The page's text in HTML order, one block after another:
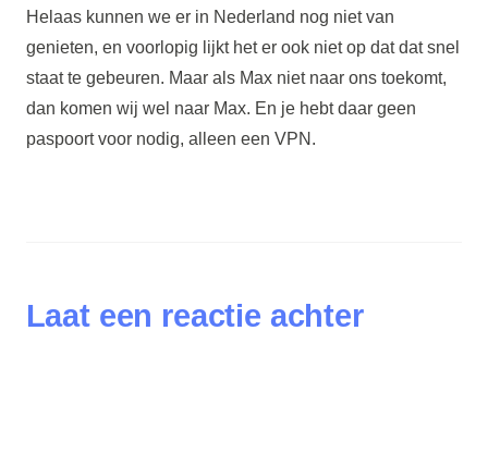
Helaas kunnen we er in Nederland nog niet van
genieten, en voorlopig lijkt het er ook niet op dat dat snel
staat te gebeuren. Maar als Max niet naar ons toekomt,
dan komen wij wel naar Max. En je hebt daar geen
paspoort voor nodig, alleen een VPN.
Laat een reactie achter